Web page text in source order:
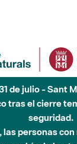
de julio - Sant
tras el cierre
seguridad.
las personas